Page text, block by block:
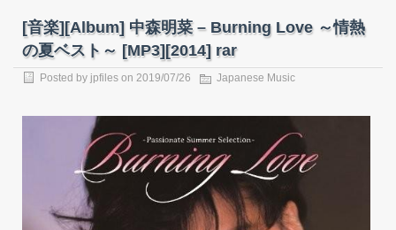
[音楽][Album] 中森明菜 – Burning Love ～情熱
の夏ベスト～ [MP3][2014] rar
Posted by jpfiles on 2019/07/26 Japanese Music